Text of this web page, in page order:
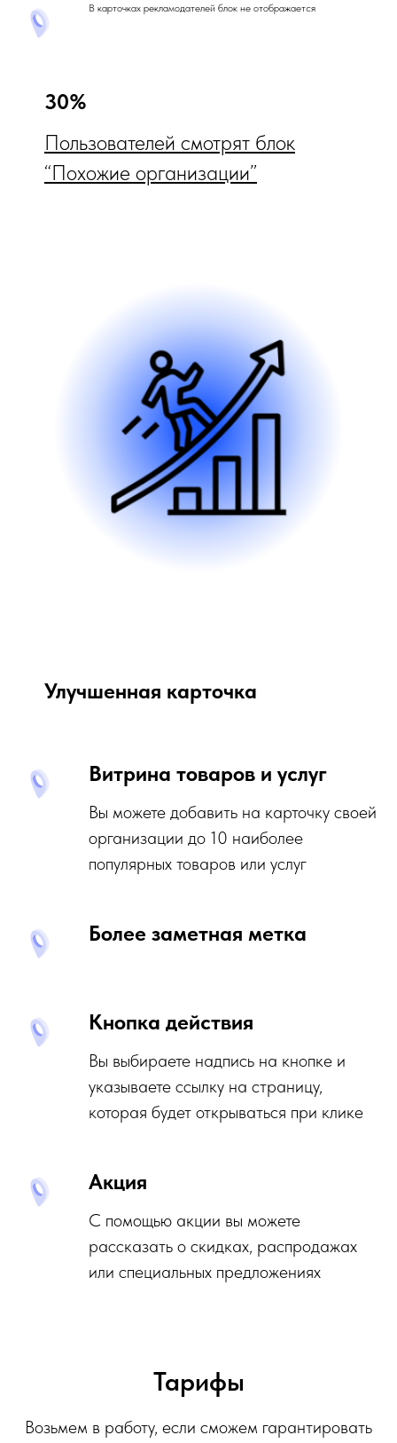
В карточках рекламодателей блок не отображается
30%
Пользователей смотрят блок
“Похожие организации”
Улучшенная карточка
Витрина товаров и услуг
Вы можете добавить на карточку своей
организации до 10 наиболее
популярных товаров или услуг
Более заметная метка
Кнопка действия
Вы выбираете надпись на кнопке и
указываете ссылку на страницу,
которая будет открываться при клике
Акция
С помощью акции вы можете
рассказать о скидках, распродажах
или специальных предложениях
Тарифы
Возьмем в работу, если сможем гарантировать
Накрутка положительных
отзывов
Создание сайтов
Контекстная реклама
КЕЙСЫ
Отправляя любую форму на сайте
политикой
конфиденциальности
Адрес: г. Москва, ул.
Воронцовская 25, стр. 3